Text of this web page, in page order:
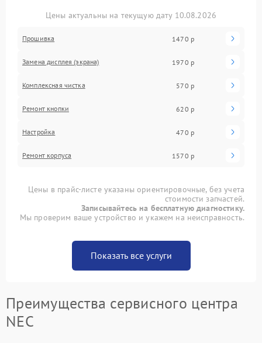
Цены актуальны на текущую дату 10.08.2026
Прошивка 1470 р
Замена дисплея (экрана) 1970 р
Комплексная чистка 570 р
Ремонт кнопки 620 р
Настройка 470 р
Ремонт корпуса 1570 р
Цены в прайс-листе указаны ориентировочные, без учета
стоимости запчастей.
Записывайтесь на бесплатную диагностику.
Мы проверим ваше устройство и укажем на неисправность.
Показать все услуги
Преимущества сервисного центра
NEC